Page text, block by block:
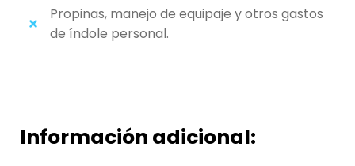
Propinas, manejo de equipaje y otros gastos
de índole personal.
Información adicional: